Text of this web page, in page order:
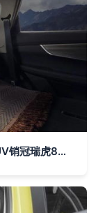
产品力胜哈弗H6、博越Pro，自主中型SUV销冠瑞虎8才是十万级SUV首选